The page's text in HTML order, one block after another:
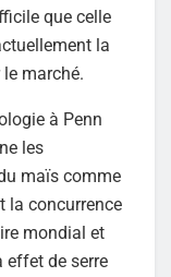
que celle
la
marché.
à Penn
les
maïs comme
la concurrence
mondial et
effet de serre